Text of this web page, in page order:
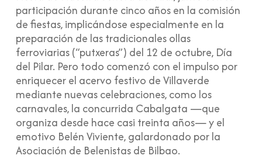
participación durante cinco años en la comisión
de fiestas, implicándose especialmente en la
preparación de las tradicionales ollas
ferroviarias (“putxeras”) del 12 de octubre, Día
del Pilar. Pero todo comenzó con el impulso por
enriquecer el acervo festivo de Villaverde
mediante nuevas celebraciones, como los
carnavales, la concurrida Cabalgata —que
organiza desde hace casi treinta años— y el
emotivo Belén Viviente, galardonado por la
Asociación de Belenistas de Bilbao.